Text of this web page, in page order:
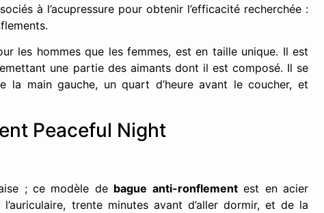
à l’acupressure pour obtenir l’efficacité recherchée :
les hommes que les femmes, est en taille unique. Il est
une partie des aimants dont il est composé. Il se
main gauche, un quart d’heure avant le coucher, et
Peaceful Night
; ce modèle de bague anti-ronflementest en acier
trente minutes avant d’aller dormir, et de la